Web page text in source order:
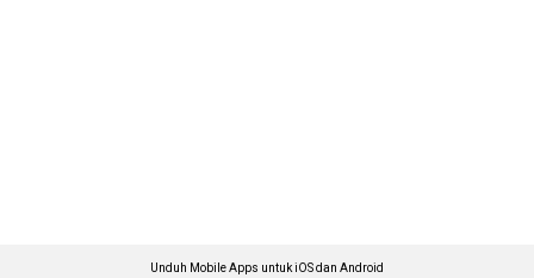
Unduh Mobile Apps untuk iOS dan Android